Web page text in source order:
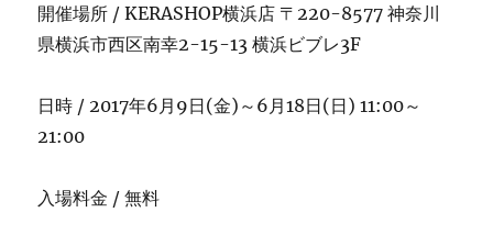
開催場所 / KERASHOP横浜店 〒220-8577 神奈川
県横浜市西区南幸2-15-13 横浜ビブレ3F
日時 / 2017年6月9日(金)～6月18日(日) 11:00～
21:00
入場料金 / 無料